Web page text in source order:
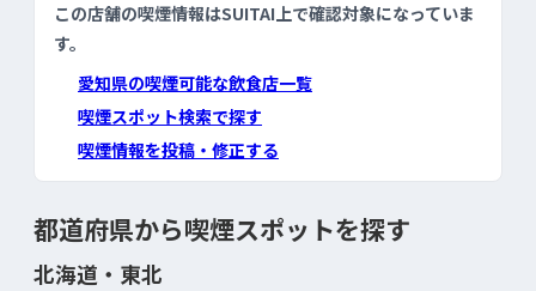
この店舗の喫煙情報はSUITAI上で確認対象になっていま
す。
愛知県の喫煙可能な飲食店一覧
喫煙スポット検索で探す
喫煙情報を投稿・修正する
都道府県から喫煙スポットを探す
北海道・東北